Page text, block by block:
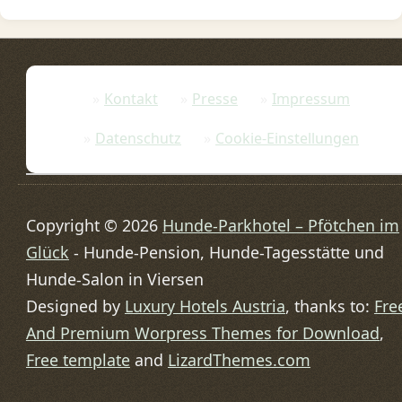
Kontakt Presse
Impressum
Datenschutz
Cookie-Einstellungen
Copyright © 2026 Hunde-Parkhotel – Pfötchen im
Glück - Hunde-Pension, Hunde-Tagesstätte und
Hunde-Salon in Viersen
Designed by Luxury Hotels Austria, thanks to:
And Premium Worpress Themes for Download,
Free templateand LizardThemes.com